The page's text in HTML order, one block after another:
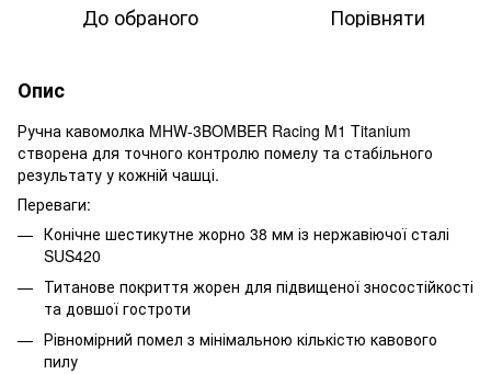
До обраного Порівняти
Опис
Ручна кавомолка MHW-3BOMBER Racing M1 Titanium
створена для точного контролю помелу та стабільного
результату у кожній чашці.
Переваги:
Конічне шестикутне жорно 38 мм із нержавіючої сталі
SUS420
Титанове покриття жорен для підвищеної зносостійкості
та довшої гостроти
Рівномірний помел з мінімальною кількістю кавового
пилу